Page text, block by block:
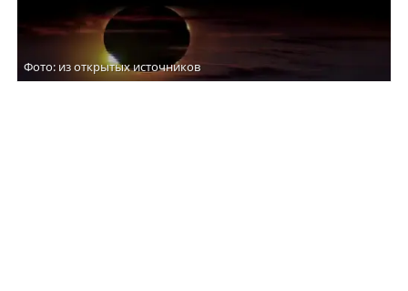
Фото: из открытых источников